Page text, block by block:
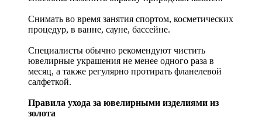
Снимать во время занятия спортом, косметических
процедур, в ванне, сауне, бассейне.
Специалисты обычно рекомендуют чистить
ювелирные украшения не менее одного раза в
месяц, а также регулярно протирать фланелевой
салфеткой.
Правила ухода за ювелирными изделиями из
золота